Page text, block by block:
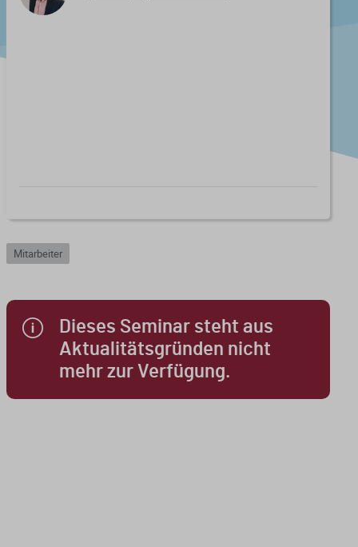
Mitarbeiter
Dieses Seminar steht aus
Aktualitätsgründen nicht
mehr zur Verfügung.